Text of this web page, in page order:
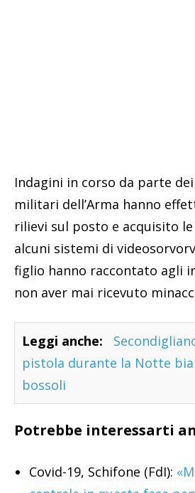
Indagini in corso da parte
militari dell’Arma hanno
rilievi sul posto e acquisito
alcuni sistemi di
figlio hanno raccontato agli
non aver mai ricevuto
Leggi anche:
pistola durante la Notte
bossoli
Potrebbe interessarti
Covid-19, Schifone (FdI):